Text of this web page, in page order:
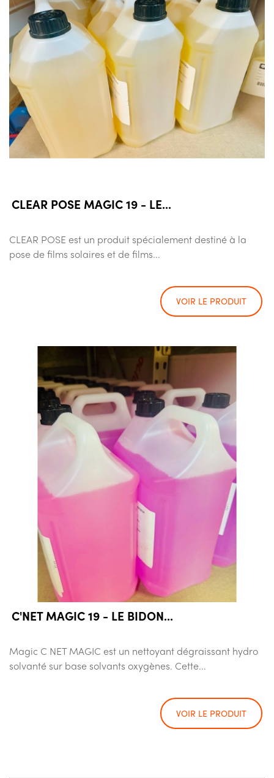
CLEAR POSE MAGIC 19 - LE...
CLEAR POSE est un produit spécialement destiné à la
pose de films solaires et de films...
VOIR LE PRODUIT
C'NET MAGIC 19 - LE BIDON...
Magic C NET MAGIC est un nettoyant dégraissant hydro
solvanté sur base solvants oxygènes. Cette...
VOIR LE PRODUIT